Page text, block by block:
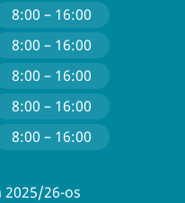
8:00 – 16:00
8:00 – 16:00
8:00 – 16:00
8:00 – 16:00
8:00 – 16:00
2025/26-os